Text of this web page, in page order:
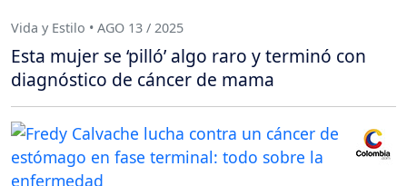
Vida y Estilo • AGO 13 / 2025
Esta mujer se ‘pilló’ algo raro y terminó con
diagnóstico de cáncer de mama